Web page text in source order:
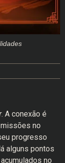
. A conexão é
no
progresso
alguns pontos
no